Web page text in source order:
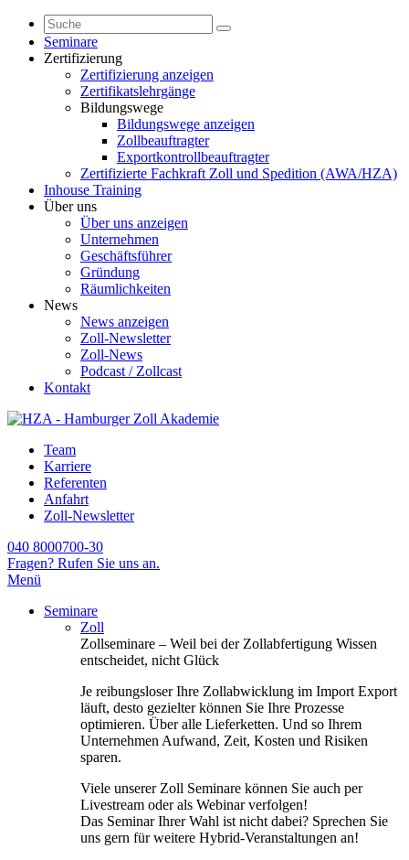
Seminare
Zertifizierung
Zertifizierung anzeigen
Zertifikatslehrgänge
Bildungswege
Bildungswege anzeigen
Zollbeauftragter
Exportkontrollbeauftragter
Zertifizierte Fachkraft Zoll und Spedition (AWA/HZA)
Inhouse Training
Über uns
Über uns anzeigen
Unternehmen
Geschäftsführer
Gründung
Räumlichkeiten
News
News anzeigen
Zoll-Newsletter
Zoll-News
Podcast / Zollcast
Kontakt
Team
Karriere
Referenten
Anfahrt
Zoll-Newsletter
040 8000700-30
Fragen? Rufen Sie uns an.
Menü
Seminare
Zoll
Zollseminare – Weil bei der Zollabfertigung Wissen
entscheidet, nicht Glück
Je reibungsloser Ihre Zollabwicklung im Import Export
läuft, desto gezielter können Sie Ihre Prozesse
optimieren. Über alle Lieferketten. Und so Ihrem
Unternehmen Aufwand, Zeit, Kosten und Risiken
sparen.
Viele unserer Zoll Seminare können Sie auch per
Livestream oder als Webinar verfolgen!
Das Seminar Ihrer Wahl ist nicht dabei? Sprechen Sie
uns gern für weitere Hybrid-Veranstaltungen an!